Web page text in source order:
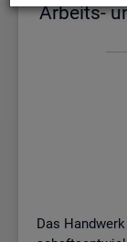
Ar­beits-
Das